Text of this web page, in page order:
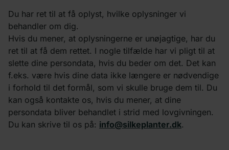
Du har ret til at få oplyst, hvilke oplysninger vi
behandler om dig.
Hvis du mener, at oplysningerne er unøjagtige, har du
ret til at få dem rettet. I nogle tilfælde har vi pligt til at
slette dine persondata, hvis du beder om det. Det kan
f.eks. være hvis dine data ikke længere er nødvendige
i forhold til det formål, som vi skulle bruge dem til. Du
kan også kontakte os, hvis du mener, at dine
persondata bliver behandlet i strid med lovgivningen.
Du kan skrive til os på: info@silkeplanter.dk.